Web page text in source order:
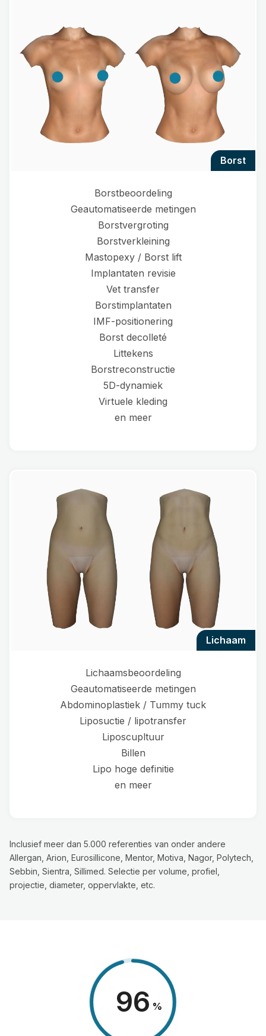
borst
Borstbeoordeling
Geautomatiseerde metingen
Borstvergroting
Borstverkleining
Mastopexy / Borst lift
Implantaten revisie
Vet transfer
Borstimplantaten
IMF-positionering
Borst decolleté
Littekens
Borstreconstructie
5D-dynamiek
Virtuele kleding
en meer
lichaam
Lichaamsbeoordeling
Geautomatiseerde metingen
Abdominoplastiek / Tummy tuck
Liposuctie / lipotransfer
Liposcupltuur
Billen
Lipo hoge definitie
en meer
Inclusief meer dan 5.000 referenties van onder andere
Allergan, Arion, Eurosillicone, Mentor, Motiva, Nagor, Polytech,
Sebbin, Sientra, Sillimed. Selectie per volume, profiel,
projectie, diameter, oppervlakte, etc.
98 %